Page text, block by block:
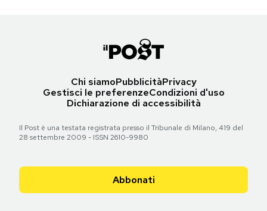
Chi siamoPubblicitàPrivacy
Gestisci le preferenzeCondizioni d'uso
Dichiarazione di accessibilità
Il Post è una testata registrata presso il Tribunale di Milano, 419 del
28 settembre 2009 - ISSN 2610-9980
Abbonati